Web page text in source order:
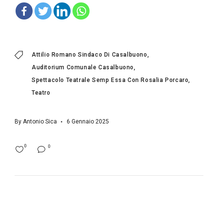
Attilio Romano Sindaco Di Casalbuono
Auditorium Comunale Casalbuono
Spettacolo Teatrale Semp Essa Con Rosalia Porcaro
Teatro
By Antonio Sica 6 Gennaio 2025
0
0